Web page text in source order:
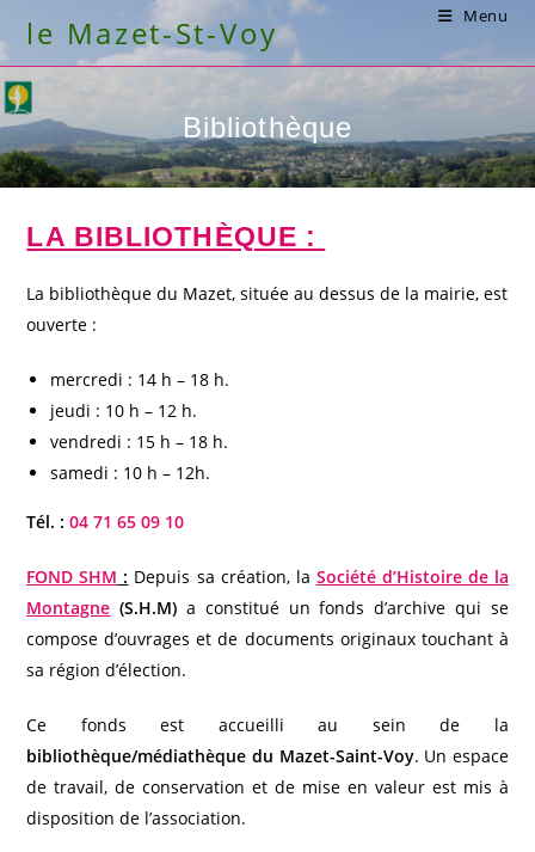
to
content
le Mazet-St-Voy Menu
Bibliothèque
LA BIBLIOTHÈQUE :
La bibliothèque du Mazet, située au dessus de la mairie, est
ouverte :
mercredi : 14 h – 18 h.
jeudi : 10 h – 12 h.
vendredi : 15 h – 18 h.
samedi : 10 h – 12h.
Tél. :04 71 65 09 10
FOND SHM : Depuis sa création, la Société d’Histoire de la
Montagne (S.H.M) a constitué un fonds d’archive qui se
compose d’ouvrages et de documents originaux touchant à
sa région d’élection.
Ce fonds est accueilli au sein de la
bibliothèque/médiathèque du Mazet-Saint-Voy. Un espace
de travail, de conservation et de mise en valeur est mis à
disposition de l’association.